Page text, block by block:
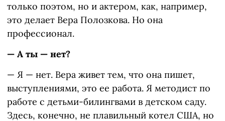
только поэтом, но и актером, как, например,
это делает Вера Полозкова. Но она
профессионал.
— А ты — нет?
— Я — нет. Вера живет тем, что она пишет,
выступлениями, это ее работа. Я методист по
работе с детьми-билингвами в детском саду.
Здесь, конечно, не плавильный котел США, но